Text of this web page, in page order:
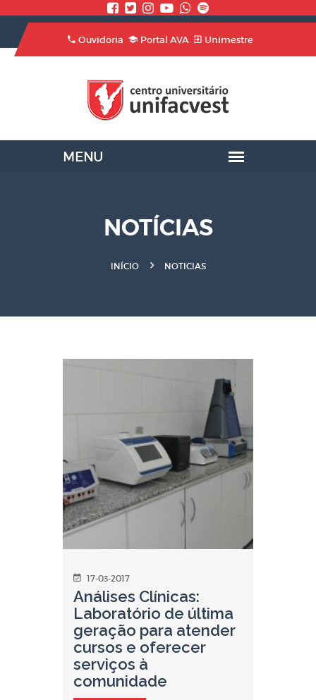
Ouvidoria Portal AVA Unimestre
NOTÍCIAS
INÍCIO NOTICIAS
17-03-2017
Análises Clínicas:
Laboratório de última
geração para atender
cursos e oferecer
serviços à
comunidade